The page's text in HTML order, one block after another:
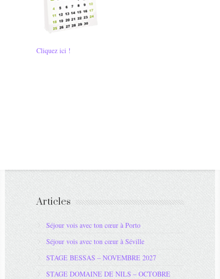
Cliquez ici !
Articles
Séjour vois avec ton cœur à Porto
Séjour vois avec ton cœur à Séville
STAGE BESSAS – NOVEMBRE 2027
STAGE DOMAINE DE NILS – OCTOBRE